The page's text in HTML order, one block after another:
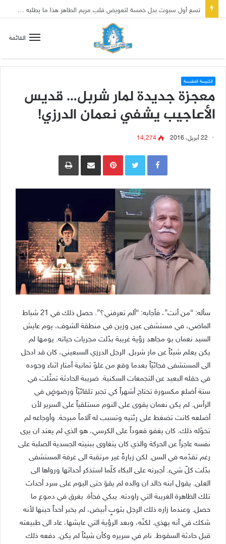
القائمة
الكنيسة المقدسة
معجزة جديدة لمار شربل… قديس
الأعاجيب يشفي نعمان الدرزي!
22 أبريل، 2016 14٬274
Pinterestمشاركة عبر البريد طباعة
سأله: “من أنت”، فأجابه: “ألم تعرفني؟”. حصل ذلك في 21 شباط
الماضي، في مستشفى عين وزين في منطقة الشوف، يوم عايش
السيد نعمان بو مجاهد رؤية غريبة بدّلت مجريات حياته. يومها لم
يكن يعلم شيئاً عن مار شربل. الرجل الدرزي السبعيني، كان قد ادخل
الى المستشفى فجائيّاً بعدما وقع من علوّ ثمانية أمتار اثناء وجوده
في حقله البعيد عن التجمعات السكنية. ضريبة الحادثة تمثّلت في
ستة أضلع مكسورة تحتاج أشهراً كي تجبر تلقائيّاً ورضوضٍ في
الرأس. لم يكن نعمان يقوى على النوم مستلقياً على السرير لأن
أضلعه كانت تضغط على رئتيه وتسبب له آلاماً مبرحة. وأوجاعه لم
تخوّله ذلك. كان يغفو قعوداً على الكرسي، هو الذي لم يعتد ان يرى
نفسه عاجزاً عن الحركة والذي كان يتغاوى ببنيته الجسدية الصلبة على
رغم تقدّمه في السن. لكن زيارةً غير مرتقبة الى غرفة المستشفى
بدّلت كلّ شيء. أجبرته على البكاء كلّما استذكر أحداثها ورواها الى
العلن. يقول ابنه خالد ان والده لم يقوَ حتى اليوم على سرد أحداث
تلك الظاهرة الغريبة التي راودته. يبكي فجأة. يغرق في دموع ما
حصل. وعندما زاره ذلك الرجل بثوبٍ أبيض، لم يخبر أحداً حينها لأنه
شكك في أنه يهذي. لكنّه، وبعد الرؤية التي عايشها، عاد الى طبيعته
قبل حادثة السقوط. نام في سريره وكأن شيئاً لم يكن. دفعه ذلك